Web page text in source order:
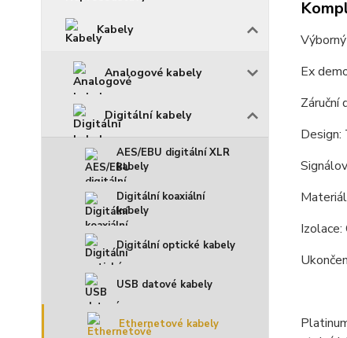
Kabely
Analogové kabely
Digitální kabely
AES/EBU digitální XLR
kabely
Digitální koaxiální
kabely
Digitální optické kabely
USB datové kabely
Ethernetové kabely
Ex
Záruční
Izolace: